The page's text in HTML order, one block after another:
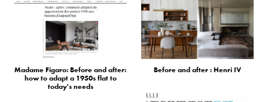
Madame Figaro: Before and after:
how to adapt a 1950s flat to
today's needs
Before and after : Henri IV